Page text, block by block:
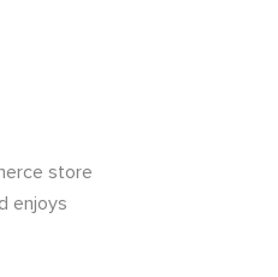
store
enjoys